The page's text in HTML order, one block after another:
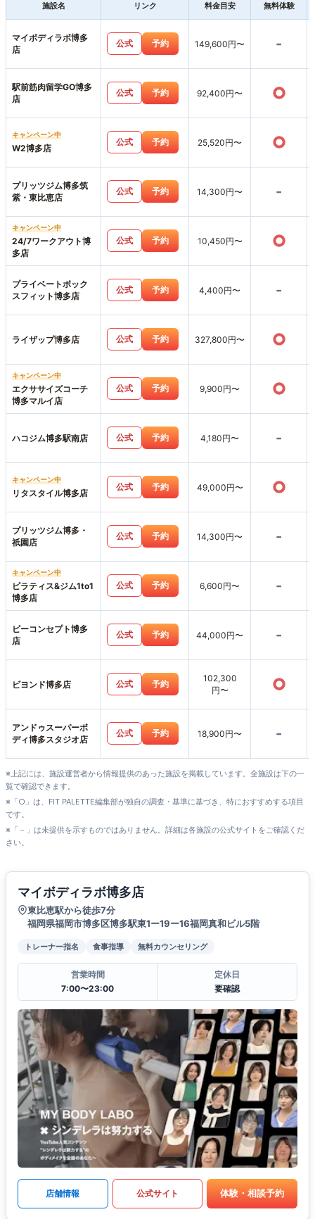
施設名 リンク 料金目安 無料体験
マイボディラボ博多
店
公式 予約 149,600円〜 -
駅前筋肉留学GO博多
店
公式 予約 92,400円〜 ○
キャンペーン中
W2博多店
公式 予約 25,520円〜 ○
プリッツジム博多筑
紫・東比恵店
公式 予約 14,300円〜 -
キャンペーン中
24/7ワークアウト博
多店
公式 予約 10,450円〜 ○
プライベートボック
スフィット博多店
公式 予約 4,400円〜 -
ライザップ博多店 公式 予約 327,800円〜 ○
キャンペーン中
エクササイズコーチ
博多マルイ店
公式 予約 9,900円〜 ○
ハコジム博多駅南店 公式 予約 4,180円〜 -
キャンペーン中
リタスタイル博多店
公式 予約 49,000円〜 ○
プリッツジム博多・
祇園店
公式 予約 14,300円〜 -
キャンペーン中
ピラティス&ジム1to1
博多店
公式 予約 6,600円〜 -
ビーコンセプト博多
店
公式 予約 44,000円〜 -
ビヨンド博多店 公式 予約
102,300
円〜
○
アンドゥスーパーボ
ディ博多スタジオ店
公式 予約 18,900円〜 -
※上記には、施設運営者から情報提供のあった施設を掲載しています。全施設は下の一
覧で確認できます。
※「○」は、FIT PALETTE編集部が独自の調査・基準に基づき、特におすすめする項目
です。
※「－」は未提供を示すものではありません。詳細は各施設の公式サイトをご確認くだ
さい。
マイボディラボ博多店
東比恵駅から徒歩7分
福岡県福岡市博多区博多駅東1ー19ー16福岡真和ビル5階
トレーナー指名 食事指導 無料カウンセリング
営業時間
7:00〜23:00
定休日
要確認
店舗情報 公式サイト 体験・相談予約